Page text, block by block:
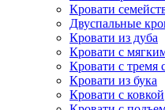
Кровати
Двуспальные
Кровати из дуба
Кровати с
Кровати с тремя
Кровати из бука
Кровати с ковкой